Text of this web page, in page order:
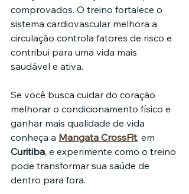
comprovados. O treino fortalece o
sistema cardiovascular melhora a
circulação controla fatores de risco e
contribui para uma vida mais
saudável e ativa.
Se você busca cuidar do coração
melhorar o condicionamento físico e
ganhar mais qualidade de vida
conheça a Mangata CrossFit, em
Curitiba, e experimente como o treino
pode transformar sua saúde de
dentro para fora.